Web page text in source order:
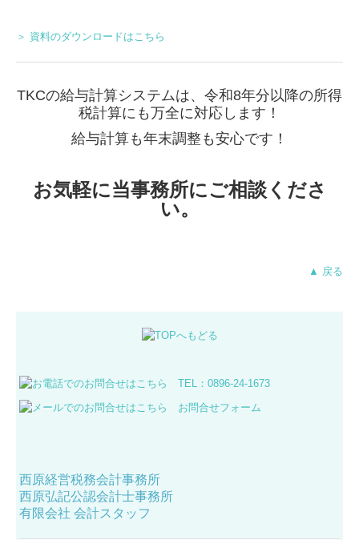
＞ 資料のダウンロードはこちら
TKCの給与計算システムは、令和8年分以降の所得
税計算にも万全に対応します！
給与計算も年末調整も安心です！
お気軽に当事務所にご相談くださ
い。
▲ 戻る
西原経営税務会計事務所
西原弘記公認会計士事務所
有限会社 会計スタッフ